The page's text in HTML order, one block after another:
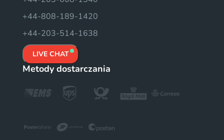
+44-808-189-1420
+44-203-514-1638
LIVE CHAT
Metody dostarczania